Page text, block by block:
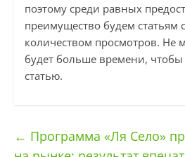
поэтому среди равных
преимущество будем статьям
количеством просмотров. Не
будет больше времени, чтобы
статью.
← Программа «Ля Село»